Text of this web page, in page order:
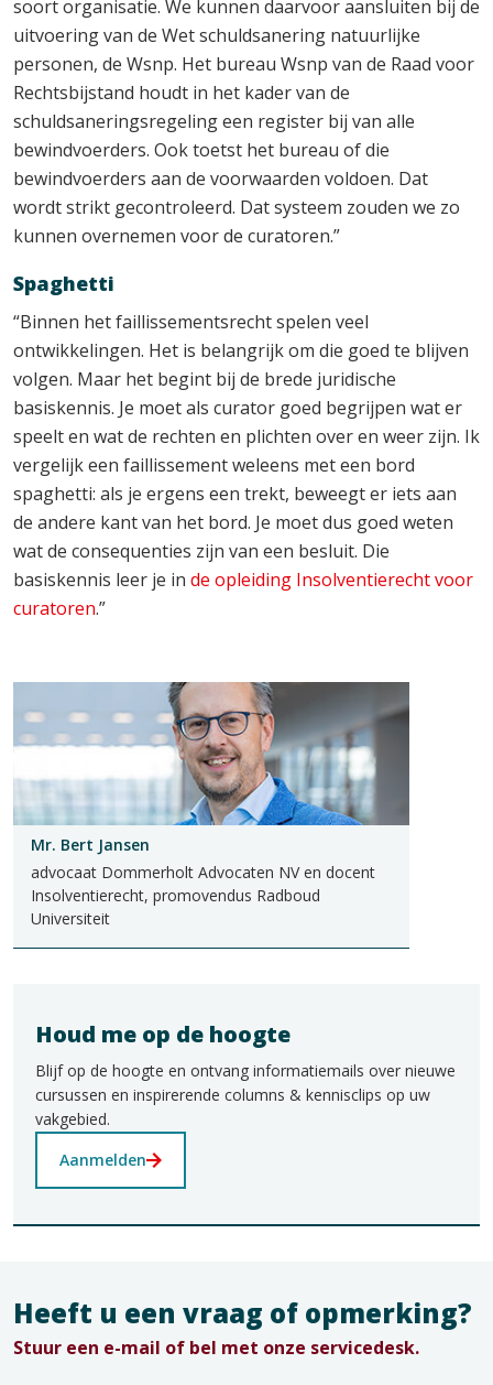
soort organisatie. We kunnen daarvoor aansluiten bij de
uitvoering van de Wet schuldsanering natuurlijke
personen, de Wsnp. Het bureau Wsnp van de Raad voor
Rechtsbijstand houdt in het kader van de
schuldsaneringsregeling een register bij van alle
bewindvoerders. Ook toetst het bureau of die
bewindvoerders aan de voorwaarden voldoen. Dat
wordt strikt gecontroleerd. Dat systeem zouden we zo
kunnen overnemen voor de curatoren.”
Spaghetti
“Binnen het faillissementsrecht spelen veel
ontwikkelingen. Het is belangrijk om die goed te blijven
volgen. Maar het begint bij de brede juridische
basiskennis. Je moet als curator goed begrijpen wat er
speelt en wat de rechten en plichten over en weer zijn. Ik
vergelijk een faillissement weleens met een bord
spaghetti: als je ergens een trekt, beweegt er iets aan
de andere kant van het bord. Je moet dus goed weten
wat de consequenties zijn van een besluit. Die
basiskennis leer je in de opleiding Insolventierecht voor
curatoren.”
Mr. Bert Jansen
advocaat Dommerholt Advocaten NV en docent
Insolventierecht, promovendus Radboud
Universiteit
Houd me op de hoogte
Blijf op de hoogte en ontvang informatiemails over nieuwe
cursussen en inspirerende columns & kennisclips op uw
vakgebied.
Aanmelden
Heeft u een vraag of opmerking?
Stuur een e-mail of bel met onze servicedesk.